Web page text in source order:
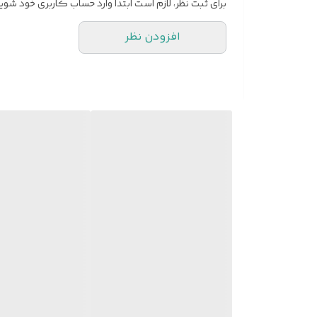
برای ثبت نظر، لازم است ابتدا وارد حساب کاربری خود
افزودن نظر